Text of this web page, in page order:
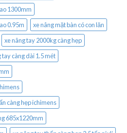
1300mm
0.95m
xe nâng mặt bàn có con lăn
xe nâng tay 2000kg càng hẹp
tay càng dài 1.5 mét
càng hẹp ichimens
685x1220mm